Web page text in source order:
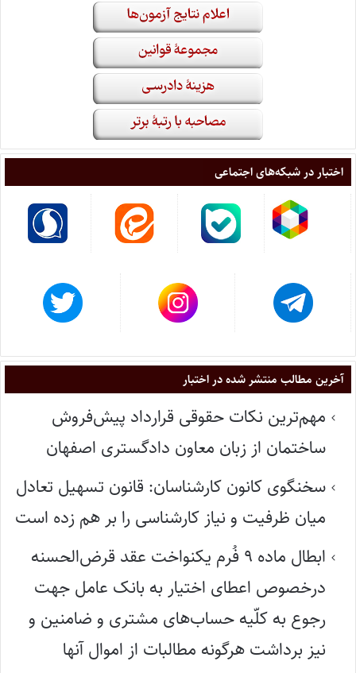
اختبار در شبکه‌های اجتماعی
آخرین مطالب منتشر شده در اختبار
مهم‌ترین نکات حقوقی قرارداد پیش‌فروش
ساختمان از زبان معاون دادگستری اصفهان
سخنگوی کانون کارشناسان: قانون تسهیل تعادل
میان ظرفیت و نیاز کارشناسی را بر هم زده است
ابطال ماده ۹ فُرم یکنواخت عقد قرض‌الحسنه
درخصوص اعطای اختیار به بانک عامل جهت
رجوع به کلّیه حساب‌های مشتری و ضامنین و
نیز برداشت هرگونه مطالبات از اموال آنها